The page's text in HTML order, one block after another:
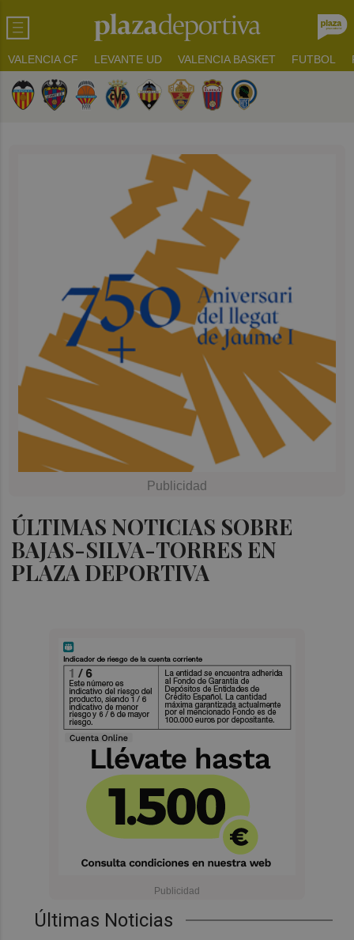
VALENCIA CF LEVANTE UD VALENCIA BASKET FUTBOL
ÚLTIMAS NOTICIAS SOBRE
BAJAS-SILVA-TORRES EN
PLAZA DEPORTIVA
Últimas Noticias